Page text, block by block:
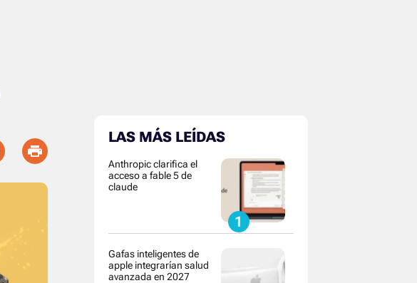
LAS MÁS LEÍDAS
Anthropic clarifica el
acceso a fable 5 de
claude
Gafas inteligentes de
apple integrarían salud
avanzada en 2027